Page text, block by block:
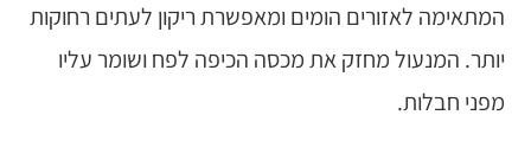
המתאימה לאזורים הומים ומאפשרת ריקון לעתים רחוקות
יותר. המנעול מחזק את מכסה הכיפה לפח ושומר עליו
מפני חבלות.